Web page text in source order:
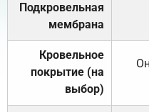
Подкровельная
мембрана
Кровельное
покрытие (на
выбор)